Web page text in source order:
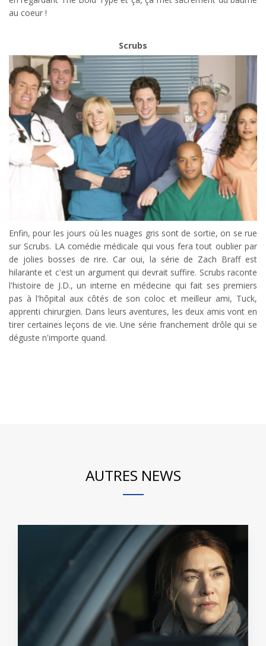
au coeur !
Scrubs
Enfin, pour les jours où les nuages gris sont de sortie, on se rue
sur Scrubs. LA comédie médicale qui vous fera tout oublier par
de jolies bosses de rire. Car oui, la série de Zach Braff est
hilarante et c'est un argument qui devrait suffire. Scrubs raconte
l'histoire de J.D., un interne en médecine qui fait ses premiers
pas à l'hôpital aux côtés de son coloc et meilleur ami, Tuck,
apprenti chirurgien. Dans leurs aventures, les deux amis vont en
tirer certaines leçons de vie. Une série franchement drôle qui se
déguste n'importe quand.
AUTRES NEWS